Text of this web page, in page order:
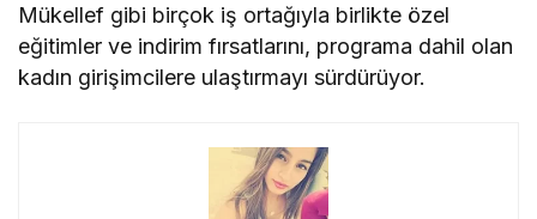
Mükellef gibi birçok iş ortağıyla birlikte özel
eğitimler ve indirim fırsatlarını, programa dahil olan
kadın girişimcilere ulaştırmayı sürdürüyor.